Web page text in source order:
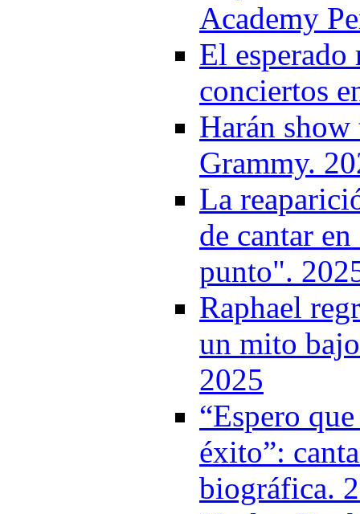
Academy
El esperado
conciertos
Harán
Grammy.
La
de cantar
punto".
Raphael
un mito
2025
“Espero
éxito”:
biográfica.